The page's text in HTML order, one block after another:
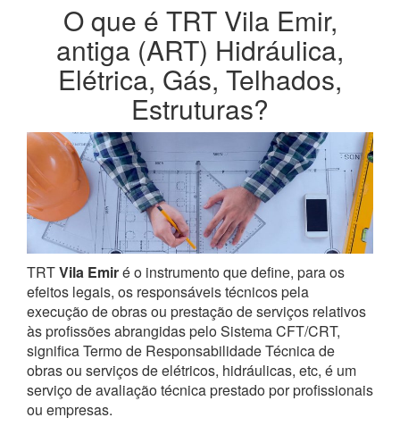
O que é TRT Vila Emir,
antiga (ART) Hidráulica,
Elétrica, Gás, Telhados,
Estruturas?
TRTVila Emiré o instrumento que define, para os
efeitos legais, os responsáveis técnicos pela
execução de obras ou prestação de serviços relativos
às profissões abrangidas pelo Sistema CFT/CRT,
significa Termo de Responsabilidade Técnica de
obras ou serviços de elétricos, hidráulicas, etc, é um
serviço de avaliação técnica prestado por profissionais
ou empresas.